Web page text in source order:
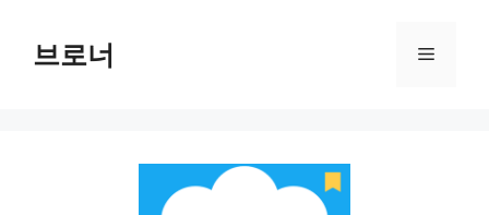
브로너 메